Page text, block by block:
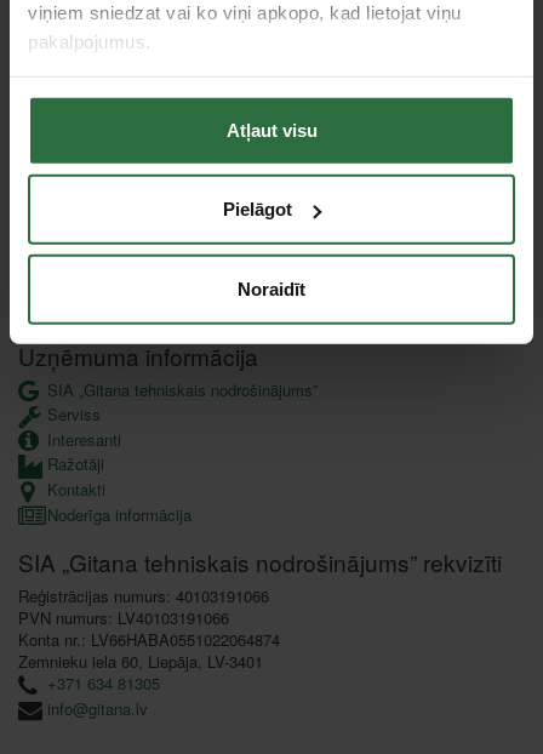
viņiem sniedzat vai ko viņi apkopo, kad lietojat viņu
pakalpojumus.
Atļaut visu
Pielāgot
Noraidīt
Piegāde
Garantijas saistības un preču atgriešana
Uzņēmuma informācija
SIA „Gitana tehniskais nodrošinājums”
Serviss
Interesanti
Ražotāji
Kontakti
Noderīga informācija
SIA „Gitana tehniskais nodrošinājums” rekvizīti
Reģistrācijas numurs: 40103191066
PVN numurs: LV40103191066
Konta nr.: LV66HABA0551022064874
Zemnieku iela 60, Liepāja, LV-3401
+371 634 81305
info@gitana.lv